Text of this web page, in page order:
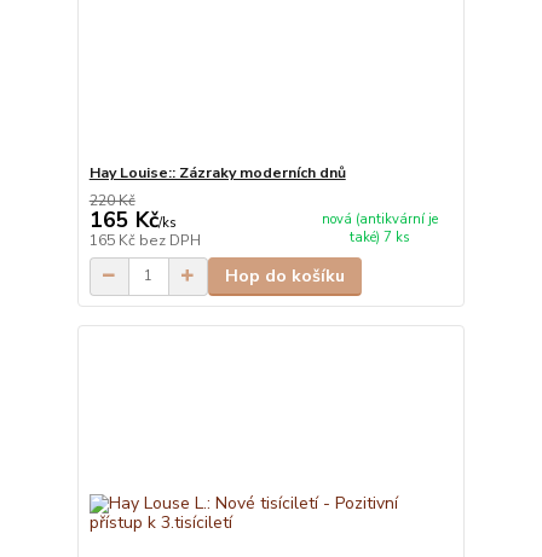
Hay Louise:: Zázraky moderních dnů
220 Kč
165 Kč/ks
165 Kč bez DPH
nová (antikvární je
také) 7 ks
Hop do košíku